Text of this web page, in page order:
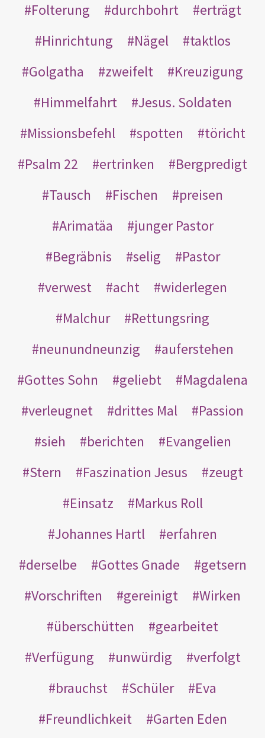
Folterung
durchbohrt
erträgt
Hinrichtung
Nägel
taktlos
Golgatha
zweifelt
Kreuzigung
Himmelfahrt
Jesus. Soldaten
Missionsbefehl
spotten
töricht
Psalm 22
ertrinken
Bergpredigt
Tausch
Fischen
preisen
Arimatäa
junger Pastor
Begräbnis
selig
Pastor
verwest
acht
widerlegen
Malchur
Rettungsring
neunundneunzig
auferstehen
Gottes Sohn
geliebt
Magdalena
verleugnet
drittes Mal
Passion
sieh
berichten
Evangelien
Stern
Faszination Jesus
zeugt
Einsatz
Markus Roll
Johannes Hartl
erfahren
derselbe
Gottes Gnade
getsern
Vorschriften
gereinigt
Wirken
überschütten
gearbeitet
Verfügung
unwürdig
verfolgt
brauchst
Schüler
Eva
Freundlichkeit
Garten Eden